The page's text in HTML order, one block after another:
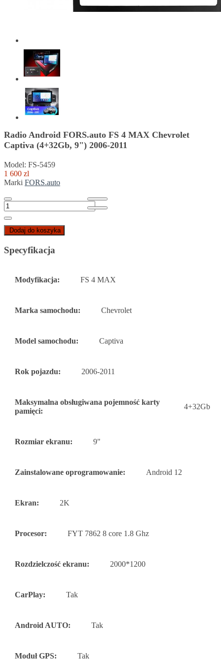
Radio Android FORS.auto FS 4 MAX Chevrolet
Captiva (4+32Gb, 9") 2006-2011
Model: FS-5459
1 600 zl
Marki FORS.auto
Dodaj do koszyka
Specyfikacja
Modyfikacja: FS 4 MAX
Marka samochodu: Chevrolet
Model samochodu: Captiva
Rok pojazdu: 2006-2011
Maksymalna obsługiwana pojemność karty
pamięci:
4+32Gb
Rozmiar ekranu: 9"
Zainstalowane oprogramowanie: Android 12
Ekran: 2K
Procesor: FYT 7862 8 core 1.8 Ghz
Rozdzielczość ekranu: 2000*1200
CarPlay: Tak
Android AUTO: Tak
Moduł GPS: Tak